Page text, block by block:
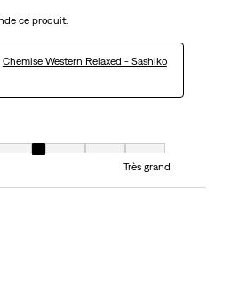
ce produit.
Chemise Western Relaxed - Sashiko
égal à Très petit et 7 est égal à Très grand
Très grand